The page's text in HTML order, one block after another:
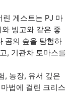
게스트는 PJ 마
빙고와 같은 좋
곰의 숲을 탐험하
, 기관차 토마스를
, 농장, 유서 깊은
법에 걸린 크리스